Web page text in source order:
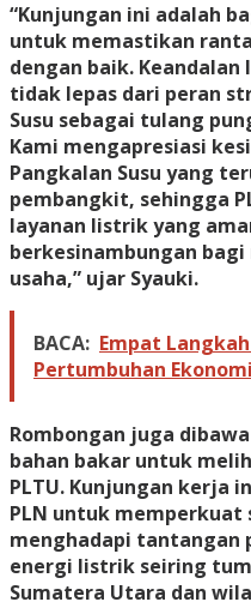
“Kunjungan ini adalah
untuk memastikan
dengan baik.
tidak lepas dari peran
Susu sebagai tulang
Kami mengapresiasi
Pangkalan Susu yang
pembangkit, sehingga
layanan listrik yang
berkesinambungan
usaha,” ujar Syauki.
BACA: Empat
Pertumbuhan
Rombongan juga
bahan bakar untuk
PLTU. Kunjungan kerja
PLN untuk
menghadapi tantangan
energi listrik seiring
Sumatera Utara dan